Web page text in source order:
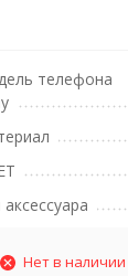
телефона
Нет в наличии